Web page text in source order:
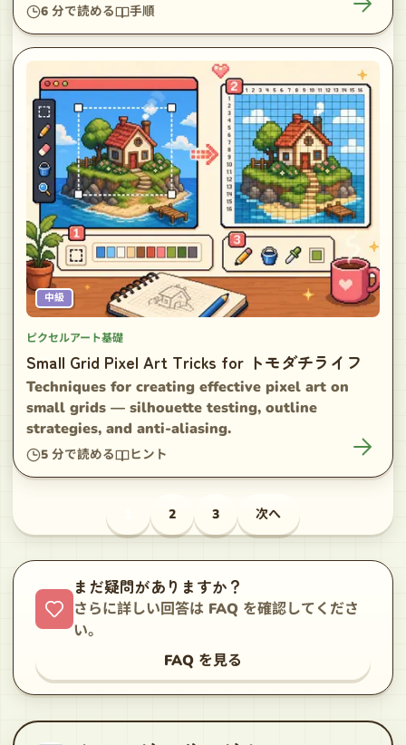
6 分で読める 手順
中級
ピクセルアート基礎
Small Grid Pixel Art Tricks for トモダチライフ
Techniques for creating effective pixel art on
small grids — silhouette testing, outline
strategies, and anti-aliasing.
5 分で読める ヒント
2 3 次へ
まだ疑問がありますか？
さらに詳しい回答は FAQ を確認してくださ
い。
FAQ を見る